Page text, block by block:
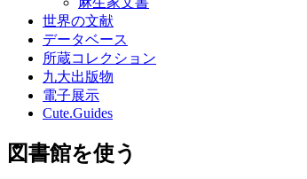
世界の文献
データベース
所蔵コレクション
九大出版物
電子展示
Cute.Guides
図書館を使う